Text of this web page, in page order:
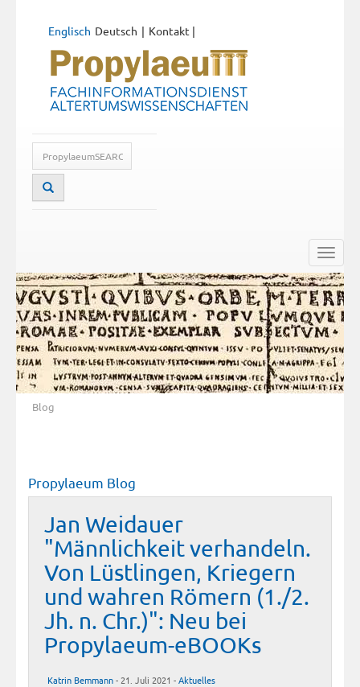
Deutsch
Englisch Kontakt |
Toggle
Blog
Propylaeum Blog
Jan Weidauer
"Männlichkeit verhandeln.
Von Lüstlingen, Kriegern
und wahren Römern (1./2.
Jh. n. Chr.)": Neu bei
Propylaeum-eBOOKs
Katrin Bemmann- 21. Juli 2021 -Aktuelles